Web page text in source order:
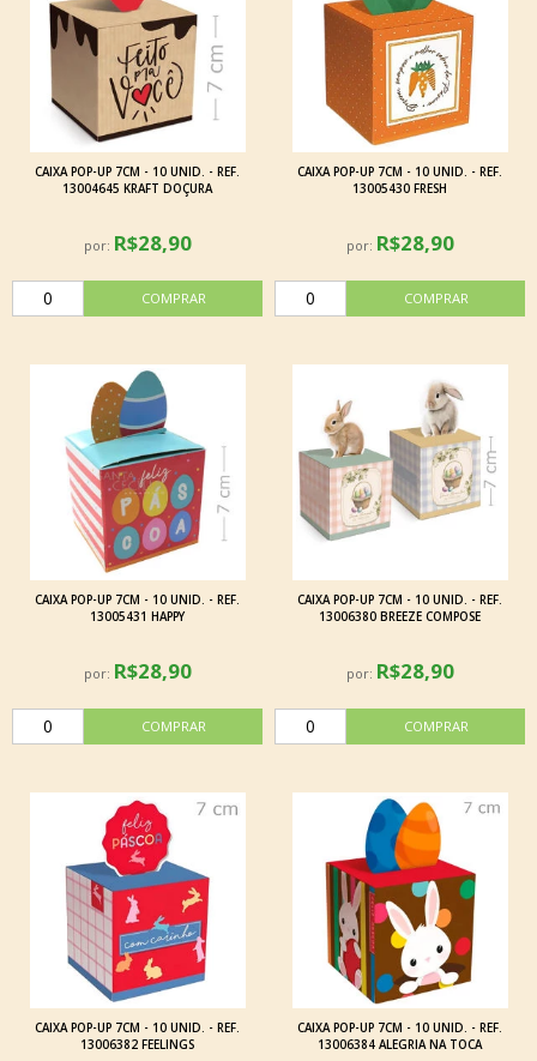
CAIXA POP-UP 7CM - 10 UNID. - REF.
13004645 KRAFT DOÇURA
por: R$28,90
CAIXA POP-UP 7CM - 10 UNID. - REF.
13005430 FRESH
por: R$28,90
CAIXA POP-UP 7CM - 10 UNID. - REF.
13005431 HAPPY
por: R$28,90
CAIXA POP-UP 7CM - 10 UNID. - REF.
13006380 BREEZE COMPOSE
por: R$28,90
CAIXA POP-UP 7CM - 10 UNID. - REF.
13006382 FEELINGS
CAIXA POP-UP 7CM - 10 UNID. - REF.
13006384 ALEGRIA NA TOCA